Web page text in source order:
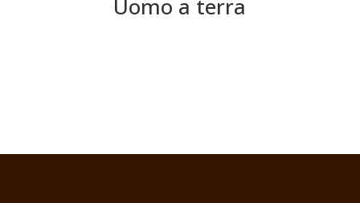
Uomo a terra